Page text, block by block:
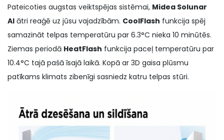
Pateicoties augstas veiktspējas sistēmai, Midea Solunar
AI ātri reaģē uz jūsu vajadzībām. CoolFlash funkcija spēj
samazināt telpas temperatūru par 6.3°C nieka 10 minūtēs.
Ziemas periodā HeatFlash funkcija paceļ temperatūru par
10.4°C tajā pašā īsajā laikā. Kopā ar 3D gaisa plūsmu
patīkams klimats zibenīgi sasniedz katru telpas stūri.